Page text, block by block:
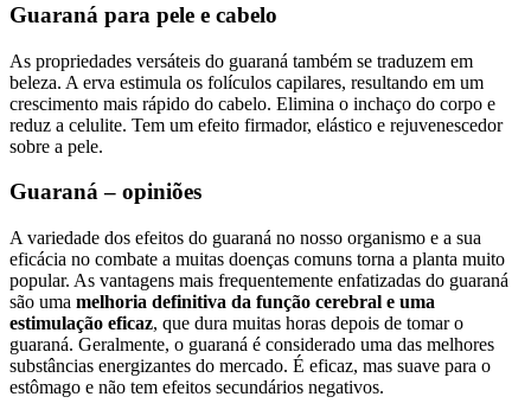
Guaraná para pele e cabelo
As propriedades versáteis do guaraná também se traduzem em
beleza. A erva estimula os folículos capilares, resultando em um
crescimento mais rápido do cabelo. Elimina o inchaço do corpo e
reduz a celulite. Tem um efeito firmador, elástico e rejuvenescedor
sobre a pele.
Guaraná – opiniões
A variedade dos efeitos do guaraná no nosso organismo e a sua
eficácia no combate a muitas doenças comuns torna a planta muito
popular. As vantagens mais frequentemente enfatizadas do guaraná
são uma melhoria definitiva da função cerebral e uma
estimulação eficaz, que dura muitas horas depois de tomar o
guaraná. Geralmente, o guaraná é considerado uma das melhores
substâncias energizantes do mercado. É eficaz, mas suave para o
estômago e não tem efeitos secundários negativos.